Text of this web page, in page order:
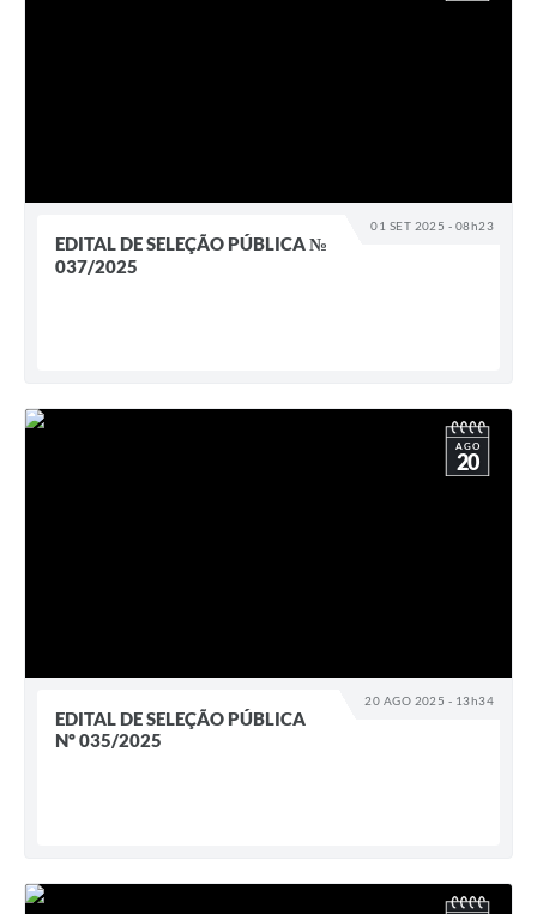
01 SET 2025 - 08h23
EDITAL DE SELEÇÃO PÚBLICA №
037/2025
20 AGO 2025 - 13h34
AGO
20
EDITAL DE SELEÇÃO PÚBLICA
Nº 035/2025